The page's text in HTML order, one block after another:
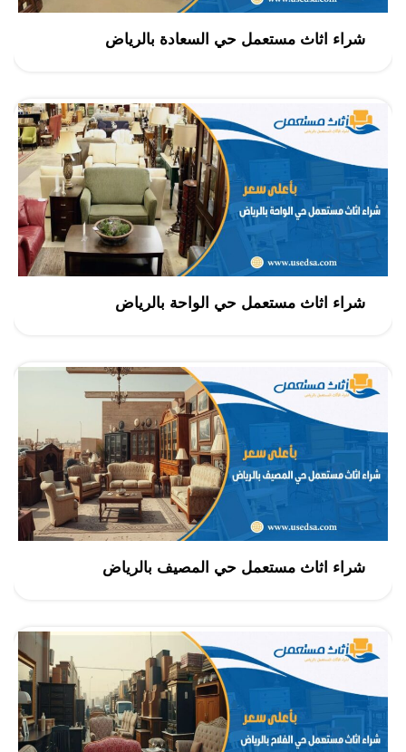
شراء اثاث مستعمل حي السعادة بالرياض
شراء اثاث مستعمل حي الواحة بالرياض
شراء اثاث مستعمل حي المصيف بالرياض